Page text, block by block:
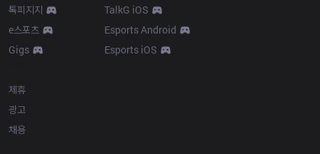
톡피지지
e스포츠
Gigs
TalkG iOS
Esports Android
Esports iOS
제휴
광고
채용